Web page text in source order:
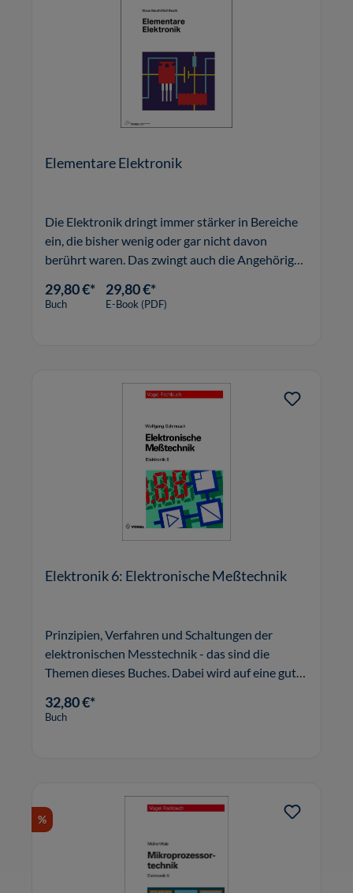
Elementare Elektronik
Die Elektronik dringt immer stärker in Bereiche
ein, die bisher wenig oder gar nicht davon
berührt waren. Das zwingt auch die Angehörigen
Art und Wirkung der Elektrizität zu erwerben,
29,80 €*
Buch
29,80 €*
E-Book (PDF)
Elektronik 6: Elektronische Meßtechnik
Prinzipien, Verfahren und Schaltungen der
elektronischen Messtechnik - das sind die
Themen dieses Buches. Dabei wird auf eine gut
Darstellungsweise geachtet, mathematische
32,80 €*
Buch
%